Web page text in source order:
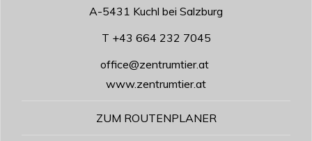
A-5431 Kuchl bei Salzburg
T +43 664 232 7045
office@zentrumtier.at
www.zentrumtier.at
ZUM ROUTENPLANER